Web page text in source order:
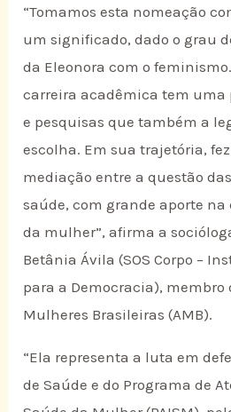
“Tomamos esta nomeação
um significado, dado o grau
da Eleonora com o
carreira acadêmica tem uma
e pesquisas que também a
escolha. Em sua trajetória,
mediação entre a questão
saúde, com grande aporte na
da mulher”, afirma a
Betânia Ávila (SOS Corpo –
para a Democracia), membro
Mulheres Brasileiras (AMB).
“Ela representa a luta em
de Saúde e do Programa de